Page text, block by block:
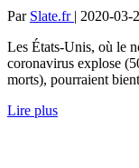
Par Slate.fr | 2020-03-
Les États-Unis, où le
coronavirus explose
morts), pourraient
Lire plus